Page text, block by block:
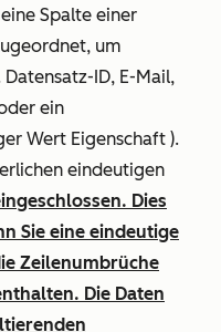
Spalte einer
um
ID, E-Mail,
ein
Wert Eigenschaft ).
eindeutigen
Dies
Sie eine eindeutige
Zeilenumbrüche
Die Daten